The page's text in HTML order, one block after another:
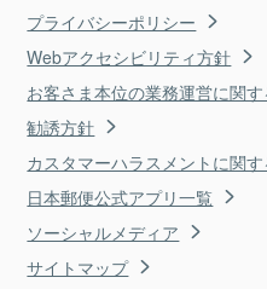
プライバシーポリシー
Webアクセシビリティ方針
お客さま本位の業務運営に関
勧誘方針
カスタマーハラスメントに関
日本郵便公式アプリ一覧
ソーシャルメディア
サイトマップ